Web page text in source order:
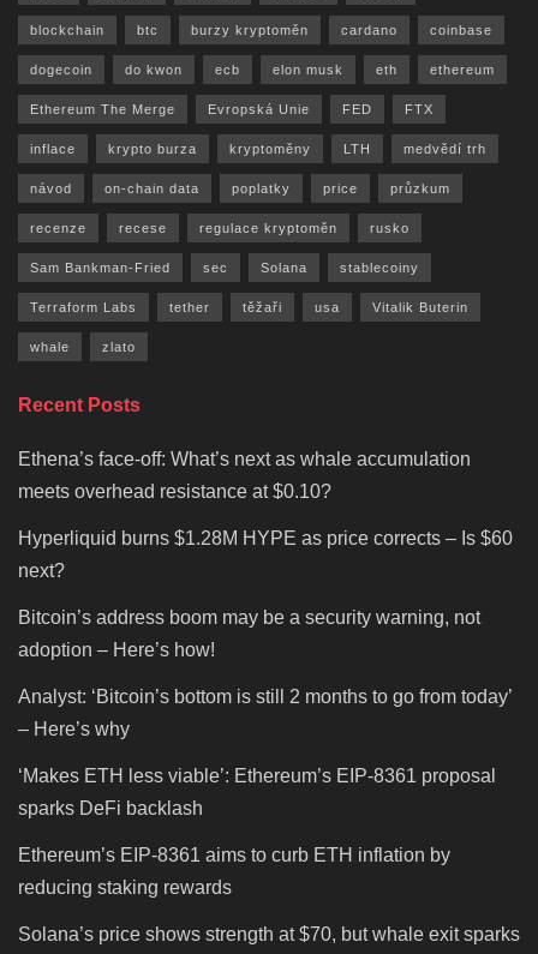
blockchain btc burzy kryptoměn cardano coinbase
dogecoin do kwon ecb elon musk eth ethereum
Ethereum The Merge Evropská Unie FED FTX
inflace krypto burza kryptoměny LTH medvědí trh
návod on-chain data poplatky price průzkum
recenze recese regulace kryptoměn rusko
Sam Bankman-Fried sec Solana stablecoiny
Terraform Labs tether těžaři usa Vitalik Buterin
whale zlato
Recent Posts
Ethena’s face-off: What’s next as whale accumulation
meets overhead resistance at $0.10?
Hyperliquid burns $1.28M HYPE as price corrects – Is $60
next?
Bitcoin’s address boom may be a security warning, not
adoption – Here’s how!
Analyst: ‘Bitcoin’s bottom is still 2 months to go from today’
– Here’s why
‘Makes ETH less viable’: Ethereum’s EIP-8361 proposal
sparks DeFi backlash
Ethereum’s EIP-8361 aims to curb ETH inflation by
reducing staking rewards
Solana’s price shows strength at $70, but whale exit sparks